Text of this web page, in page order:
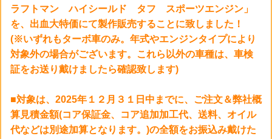
ラフトマン ハイシールド タフ スポーツエンジン」
を、出血大特価にて製作販売することに致しました！
(※いずれもターボ車のみ。年式やエンジンタイプにより
対象外の場合がございます。これら以外の車種は、車検
証をお送り戴けましたら確認致します)
■対象は、2025年１２月３１日中までに、ご注文＆弊社概
算見積金額(コア保証金、コア追加加工代、送料、オイル
代などは別途加算となります。)の全額をお振込み戴けた